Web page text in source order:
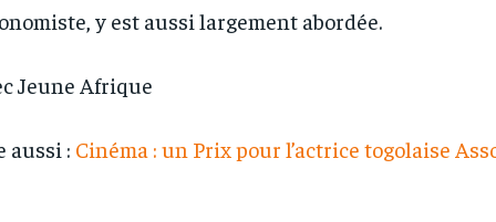
y est aussi largement abordée.
Jeune Afrique
aussi : Cinéma : un Prix pour l’actrice togolaise